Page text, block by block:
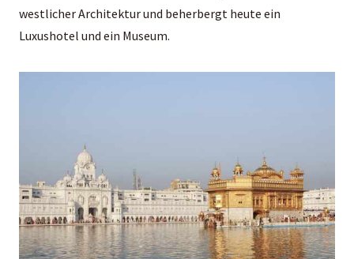
westlicher Architektur und beherbergt heute ein
Luxushotel und ein Museum.